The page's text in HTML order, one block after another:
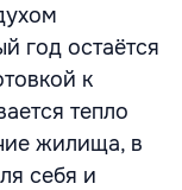
год остаётся
к
тепло
жилища, в
себя и